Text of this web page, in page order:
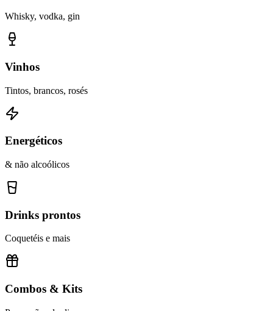
Whisky, vodka, gin
Vinhos
Tintos, brancos, rosés
Energéticos
& não alcoólicos
Drinks prontos
Coquetéis e mais
Combos & Kits